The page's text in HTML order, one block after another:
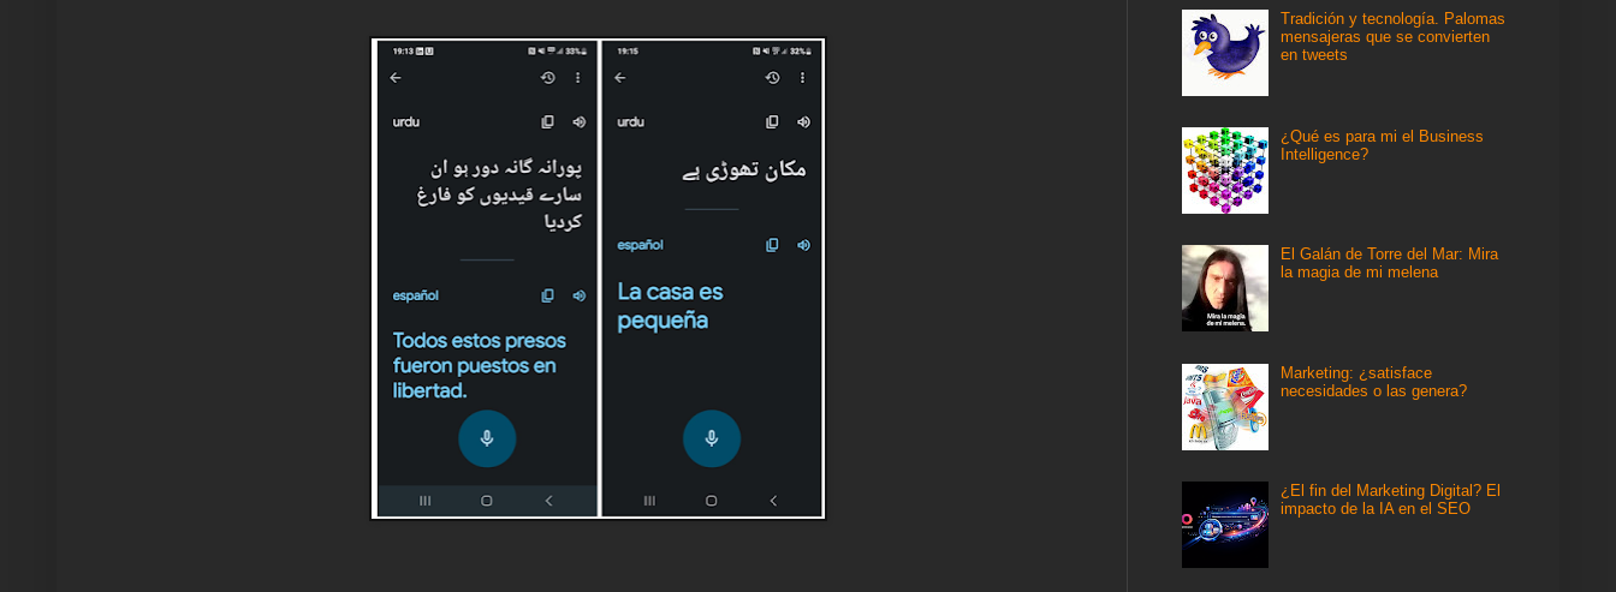
Tradición y tecnología. Palomas
mensajeras que se convierten
en tweets
¿Qué es para mi el Business
Intelligence?
El Galán de Torre del Mar: Mira
la magia de mi melena
Marketing: ¿satisface
necesidades o las genera?
¿El fin del Marketing Digital? El
impacto de la IA en el SEO